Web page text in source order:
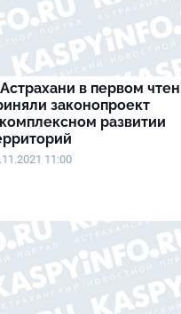
в первом
законопроект
развитии
11:00